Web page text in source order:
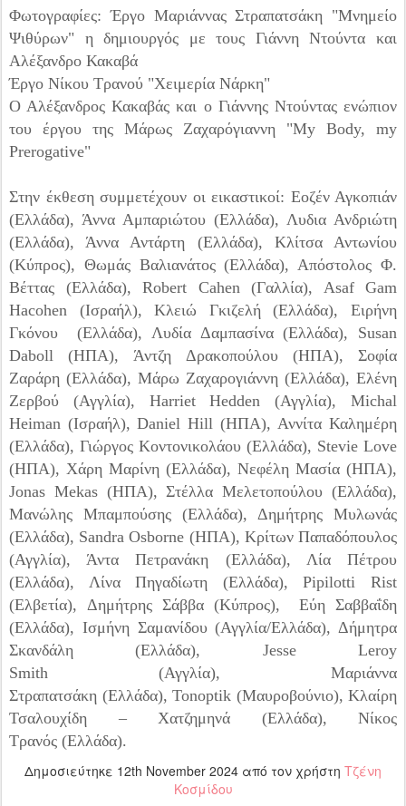
Φωτογραφίες: Έργο Μαριάννας Στραπατσάκη "Μνημείο
Ψιθύρων" η δημιουργός με τους Γιάννη Ντούντα και
Αλέξανδρο Κακαβά
Έργο Νίκου Τρανού "Χειμερία Νάρκη"
Ο Αλέξανδρος Κακαβάς και ο Γιάννης Ντούντας ενώπιον
του έργου της Μάρως Ζαχαρόγιαννη "My Body, my
Prerogative"
Στην έκθεση συμμετέχουν οι εικαστικοί: Εοζέν Αγκοπιάν
(Ελλάδα), Άννα Αμπαριώτου (Ελλάδα), Λυδια Ανδριώτη
(Ελλάδα), Άννα Αντάρτη (Ελλάδα), Κλίτσα Αντωνίου
(Κύπρος), Θωμάς Βαλιανάτος (Ελλάδα), Απόστoλoς Φ.
Βέττας (Ελλάδα), Robert Cahen (Γαλλία), Asaf Gam
Hacohen (Ισραήλ), Κλειώ Γκιζελή (Ελλάδα), Ειρήνη
Γκόνου (Ελλάδα), Λυδία Δαμπασίνα (Ελλάδα), Susan
Daboll (ΗΠΑ), Άντζη Δρακοπούλου (ΗΠΑ), Σοφία
Ζαράρη (Ελλάδα), Μάρω Ζαχαρογιάννη (Ελλάδα), Ελένη
Zερβού (Αγγλία), Harriet Hedden (Αγγλία), Michal
Heiman (Ισραήλ), Daniel Hill (ΗΠΑ), Αννίτα Καλημέρη
(Ελλάδα), Γιώργος Κοντονικολάου (Ελλάδα), Stevie Love
(ΗΠΑ), Χάρη Μαρίνη (Ελλάδα), Νεφέλη Μασία (ΗΠΑ),
Jonas Mekas (ΗΠΑ), Στέλλα Μελετοπούλου (Ελλάδα),
Μανώλης Μπαμπούσης (Ελλάδα), Δημήτρης Μυλωνάς
(Ελλάδα), Sandra Osborne (ΗΠΑ), Κρίτων Παπαδόπουλος
(Αγγλία), Άντα Πετρανάκη (Ελλάδα), Λία Πέτρου
(Ελλάδα), Λίνα Πηγαδίωτη (Ελλάδα), Pipilotti Rist
(Ελβετία), Δημήτρης Σάββα (Κύπρος), Εύη Σαββαΐδη
(Ελλάδα), Ισμήνη Σαμανίδου (Αγγλία/Ελλάδα), Δήμητρα
Σκανδάλη (Ελλάδα), Jesse Leroy
Smith (Αγγλία), Μαριάννα
Στραπατσάκη (Ελλάδα), Tonoptik (Μαυροβούνιο), Κλαίρη
Τσαλουχίδη – Χατζημηνά (Ελλάδα), Νίκος
Τρανός (Ελλάδα).
Δημοσιεύτηκε 12th November 2024 από τον χρήστη Τζένη
Κοσμίδου